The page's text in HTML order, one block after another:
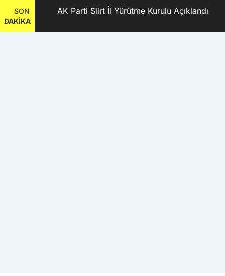
SON
DAKİKA
AK Parti Siirt İl Yürütme Kurulu Açıklandı